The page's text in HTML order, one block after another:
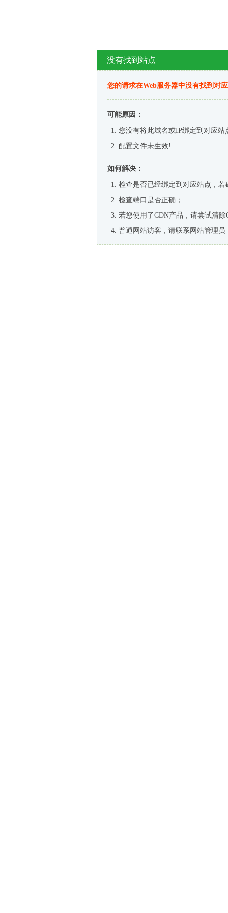
没有找到站点
您的请求在Web服务器中没有找到对
可能原因：
您没有将此域名或IP绑定到对应站
配置文件未生效!
如何解决：
检查是否已经绑定到对应站点，
检查端口是否正确；
若您使用了CDN产品，请尝试清除
普通网站访客，请联系网站管理员